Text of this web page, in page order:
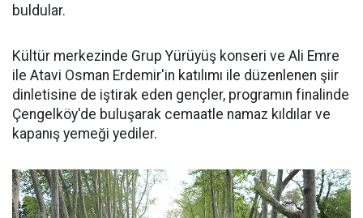
buldular.
Kültür merkezinde Grup Yürüyüş konseri ve Ali Emre
ile Atavi Osman Erdemir'in katılımı ile düzenlenen şiir
dinletisine de iştirak eden gençler, programın finalinde
Çengelköy'de buluşarak cemaatle namaz kıldılar ve
kapanış yemeği yediler.